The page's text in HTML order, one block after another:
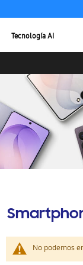
Tecnología AI
No podemos